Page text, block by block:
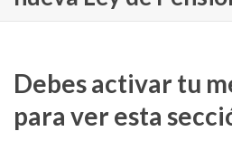
Debes activar tu
para ver esta